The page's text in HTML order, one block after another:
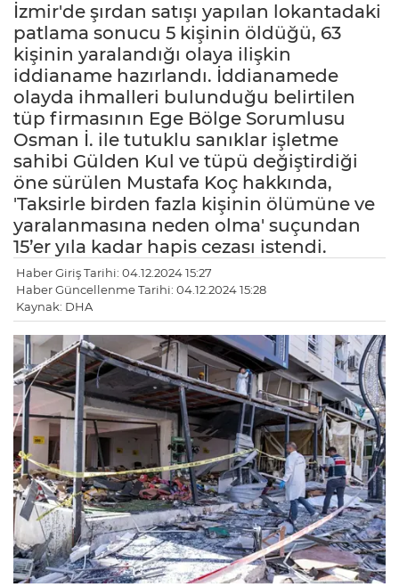
İzmir'de şırdan satışı yapılan lokantadaki
patlama sonucu 5 kişinin öldüğü, 63
kişinin yaralandığı olaya ilişkin
iddianame hazırlandı. İddianamede
olayda ihmalleri bulunduğu belirtilen
tüp firmasının Ege Bölge Sorumlusu
Osman İ. ile tutuklu sanıklar işletme
sahibi Gülden Kul ve tüpü değiştirdiği
öne sürülen Mustafa Koç hakkında,
'Taksirle birden fazla kişinin ölümüne ve
yaralanmasına neden olma' suçundan
15’er yıla kadar hapis cezası istendi.
Haber Giriş Tarihi: 04.12.2024 15:27
Haber Güncellenme Tarihi: 04.12.2024 15:28
Kaynak: DHA